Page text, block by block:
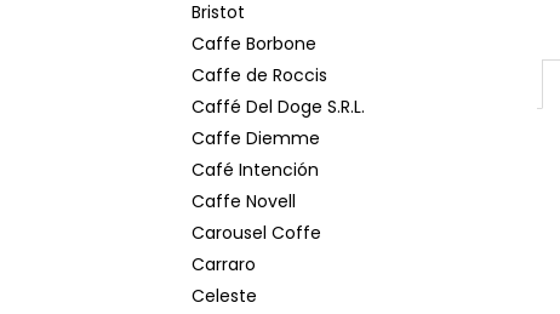
Bristot
Caffe Borbone
Caffe de Roccis
Caffé Del Doge S.R.L.
Caffe Diemme
Café Intención
Caffe Novell
Carousel Coffe
Carraro
Celeste